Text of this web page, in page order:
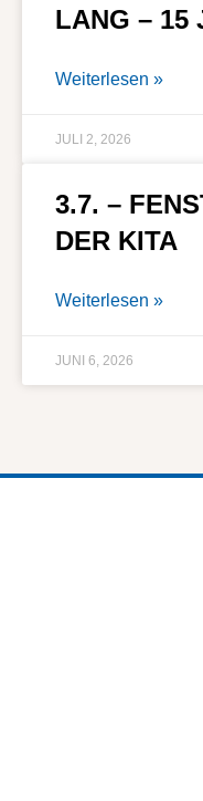
LANG – 15
Weiterlesen »
JULI 2, 2026
3.7. –
DER KITA
Weiterlesen »
JUNI 6, 2026